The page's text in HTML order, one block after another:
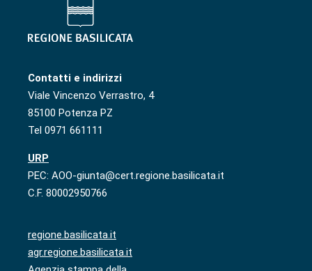
Contatti e indirizzi
Viale Vincenzo Verrastro, 4
85100 Potenza PZ
Tel 0971 661111
URP
PEC: AOO-giunta@cert.regione.basilicata.it
C.F. 80002950766
regione.basilicata.it
agr.regione.basilicata.it